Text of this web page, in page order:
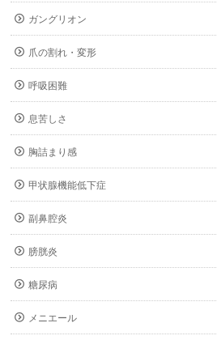
ガングリオン
爪の割れ・変形
呼吸困難
息苦しさ
胸詰まり感
甲状腺機能低下症
副鼻腔炎
膀胱炎
糖尿病
メニエール